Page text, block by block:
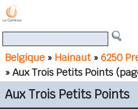
Belgique » Hainaut»6250
» Aux Trois Petits Points
Aux Trois Petits Points